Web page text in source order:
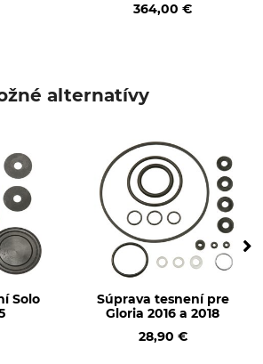
364,00 €
alternatívy
Solo
Súprava tesnení pre
Gloria 2016 a 2018
28,90 €